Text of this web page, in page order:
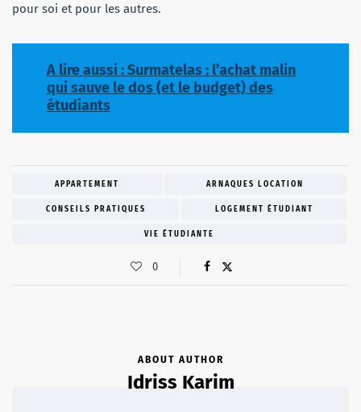
pour soi et pour les autres.
A lire aussi : Surmatelas : l’achat malin
qui sauve le dos (et le budget) des
étudiants
APPARTEMENT ARNAQUES LOCATION
CONSEILS PRATIQUES LOGEMENT ÉTUDIANT
VIE ÉTUDIANTE
0
ABOUT AUTHOR
Idriss Karim